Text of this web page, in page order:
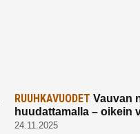
RUUHKAVUODET Vauvan
huudattamalla – oikein
24.11.2025